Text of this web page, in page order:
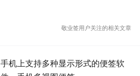
敬业签用户关注的相关文章
手机上支持多种显示形式的便签软